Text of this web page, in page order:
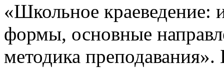
«Школьное краеведение:
формы, основные
методика